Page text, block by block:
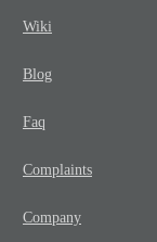
Wiki
Blog
Faq
Complaints
Company